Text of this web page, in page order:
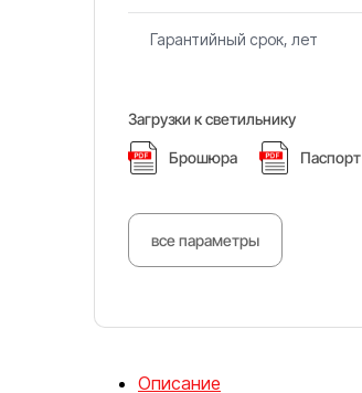
Гарантийный срок, лет
Загрузки к светильнику
Брошюра Паспорт
все параметры
Описание